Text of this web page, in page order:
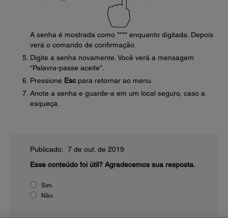
A senha é mostrada como **** enquanto digitada. Depois
verá o comando de confirmação.
Digite a senha novamente. Você verá a mensagem
“Palavra-passe aceite”.
Pressione Esc para retornar ao menu.
Anote a senha e guarde-a em um local seguro, caso a
esqueça.
Publicado: 7 de out. de 2019
Esse conteúdo foi útil? Agradecemos sua resposta.
Sim
Não